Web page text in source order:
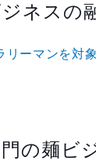
ネスの
ーマンを対
の麺ビ